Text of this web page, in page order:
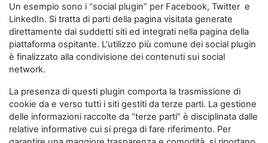
Un esempio sono i “social plugin” per Facebook, Twitter e
LinkedIn. Si tratta di parti della pagina visitata generate
direttamente dai suddetti siti ed integrati nella pagina della
piattaforma ospitante. L'utilizzo più comune dei social plugin
è finalizzato alla condivisione dei contenuti sui social
network.
La presenza di questi plugin comporta la trasmissione di
cookie da e verso tutti i siti gestiti da terze parti. La gestione
delle informazioni raccolte da “terze parti” è disciplinata dalle
relative informative cui si prega di fare riferimento. Per